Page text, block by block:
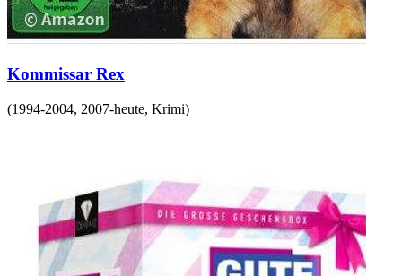
Kommissar Rex
(1994-2004, 2007-heute, Krimi)